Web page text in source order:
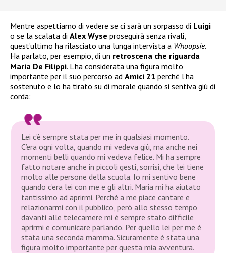
Mentre aspettiamo di vedere se ci sarà un sorpasso di Luigi
o se la scalata di Alex Wyse proseguirà senza rivali,
quest’ultimo ha rilasciato una lunga intervista a Whoopsie.
Ha parlato, per esempio, di un retroscena che riguarda
Maria De Filippi. L’ha considerata una figura molto
importante per il suo percorso ad Amici 21 perché l’ha
sostenuto e lo ha tirato su di morale quando si sentiva giù di
corda:
Lei c’è sempre stata per me in qualsiasi momento.
C’era ogni volta, quando mi vedeva giù, ma anche nei
momenti belli quando mi vedeva felice. Mi ha sempre
fatto notare anche in piccoli gesti, sorrisi, che lei tiene
molto alle persone della scuola. Io mi sentivo bene
quando c’era lei con me e gli altri. Maria mi ha aiutato
tantissimo ad aprirmi. Perché a me piace cantare e
relazionarmi con il pubblico, però allo stesso tempo
davanti alle telecamere mi è sempre stato difficile
aprirmi e comunicare parlando. Per quello lei per me è
stata una seconda mamma. Sicuramente è stata una
figura molto importante per questa mia avventura.